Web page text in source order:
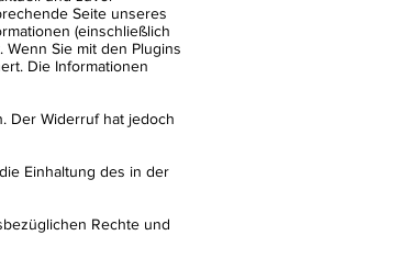
Seite unseres
(einschließlich
Sie mit den Plugins
Die Informationen
Der Widerruf hat jedoch
Einhaltung des in der
Rechte und